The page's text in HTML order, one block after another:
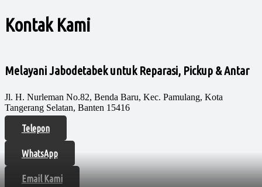
Kontak Kami
Melayani Jabodetabek untuk Reparasi, Pickup & Antar
Jl. H. Nurleman No.82, Benda Baru, Kec. Pamulang, Kota
Tangerang Selatan, Banten 15416
Telepon
WhatsApp
Email Kami